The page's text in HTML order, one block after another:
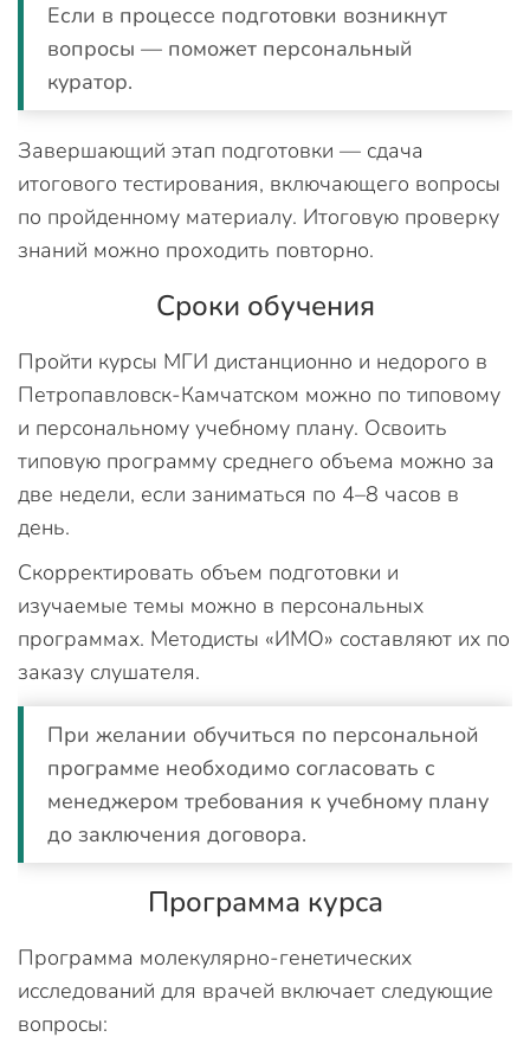
Если в процессе подготовки возникнут
вопросы — поможет персональный
куратор.
Завершающий этап подготовки — сдача
итогового тестирования, включающего вопросы
по пройденному материалу. Итоговую проверку
знаний можно проходить повторно.
Сроки обучения
Пройти курсы МГИ дистанционно и недорого в
Петропавловск-Камчатском можно по типовому
и персональному учебному плану. Освоить
типовую программу среднего объема можно за
две недели, если заниматься по 4–8 часов в
день.
Скорректировать объем подготовки и
изучаемые темы можно в персональных
программах. Методисты «ИМО» составляют их по
заказу слушателя.
При желании обучиться по персональной
программе необходимо согласовать с
менеджером требования к учебному плану
до заключения договора.
Программа курса
Программа молекулярно-генетических
исследований для врачей включает следующие
вопросы: